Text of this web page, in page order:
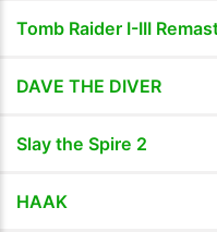
Tomb Raider I-III
DAVE THE DIVER
Slay the Spire 2
HAAK